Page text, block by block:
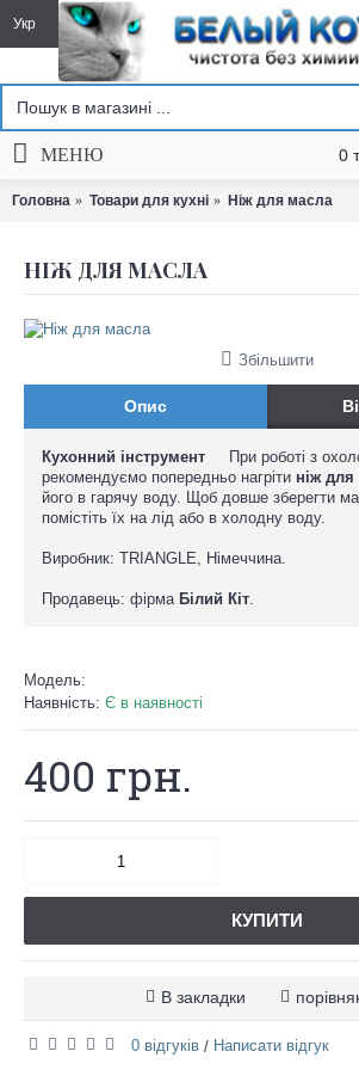
Укр
0
МЕНЮ
Головна Товари для кухні Ніж для масла
НІЖ ДЛЯ МАСЛА
Збільшити
Опис
Кухонний інструмент При роботі з
рекомендуємо попередньо нагріти ніж
його в гарячу воду. Щоб довше зберегти
помістіть їх на лід або в холодну воду.
Виробник: TRIANGLE, Німеччина.
Продавець: фірма Білий Кіт.
Модель:
Наявність: Є в наявності
400 грн.
КУПИТИ
В закладки
0 відгуків / Написати відгук